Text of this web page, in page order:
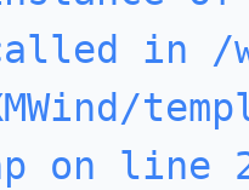
in /
on line